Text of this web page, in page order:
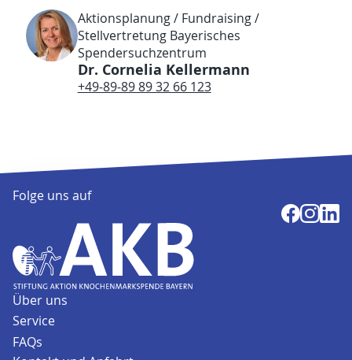
Aktionsplanung / Fundraising /
Stellvertretung Bayerisches
Spendersuchzentrum
Dr. Cornelia Kellermann
+49-89-89 89 32 66 123
Folge uns auf
Über uns
Service
FAQs